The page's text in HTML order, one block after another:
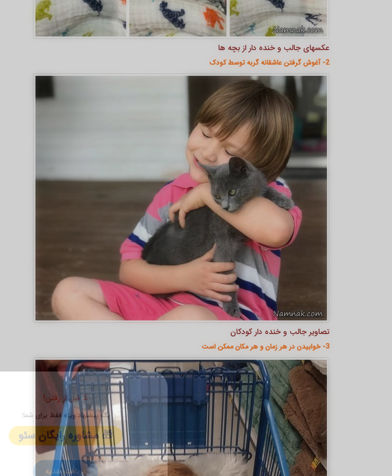
⏳ قبل از رفتن!
یک پیشنهاد ویژه فقط برای شما:
🎁 مشاوره رایگان سئو
عکسهای جالب و خنده دار از بچه ها
2- آغوش گرفتن عاشقانه گربه توسط کودک
تصاویر جالب و خنده دار کودکان
3- خوابیدن در هر زمان و هر مکان ممکن است